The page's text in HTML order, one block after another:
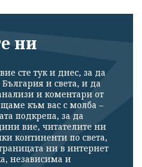
ни
сте тук и днес, за да
и света, и да
и коментари от
към вас с молба –
подкрепа, за да
вие, читателите ни
континенти по света,
ни в интернет
независима и